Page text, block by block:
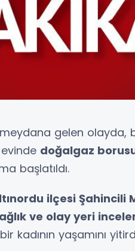
meydana gelen
doğalgaz
başlatıldı.
ilçesi Şahincili
ve olay yeri
kadının yaşamını